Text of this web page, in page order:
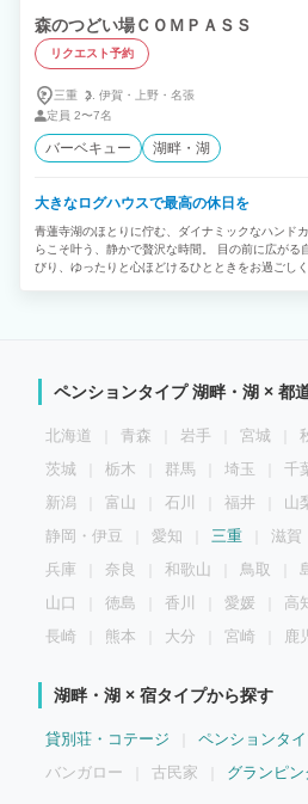
森のつどい場ＣＯＭＰＡＳＳ
リクエスト予約
三重 伊賀・ 上野・ 名張
定員 2〜7名
バーベキュー 湖畔・湖
大きなログハウスで最高の休日を
青蓮寺湖のほとりに佇む、ダイナミックなハンド
らこそ叶う、静かで贅沢な時間。 目の前に広がる
びり、ゆったりと心ほどけるひとときをお過ごしく
ペンションタイプ 湖畔・湖 × 都
北海道 青森 岩手 宮城
茨城
栃木 群馬 埼玉 千
新潟
富山 石川 福井 山
静岡・伊豆
愛知 三重 滋賀
兵庫
奈良 和歌山 鳥取
山口
徳島 香川 愛媛 高
長崎
熊本 大分 宮崎 鹿
湖畔・湖 × 宿タイプから探す
貸別荘・コテージ ペンションタ
バンガロー
古民家 グランピン